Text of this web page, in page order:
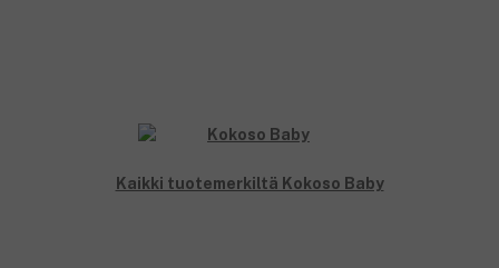
Kaikki tuotemerkiltä Kokoso Baby